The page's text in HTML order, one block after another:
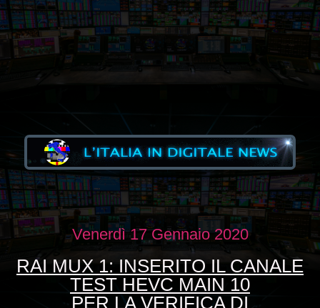
Venerdì 17 Gennaio 2020
RAI MUX 1: INSERITO IL CANALE
TEST HEVC MAIN 10
PER LA VERIFICA DI